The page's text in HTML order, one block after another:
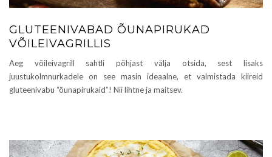
GLUTEENIVABAD ÕUNAPIRUKAD
VÕILEIVAGRILLIS
Aeg võileivagrill sahtli põhjast välja otsida, sest lisaks
juustukolmnurkadele on see masin ideaalne, et valmistada kiireid
gluteenivabu “õunapirukaid”! Nii lihtne ja maitsev.